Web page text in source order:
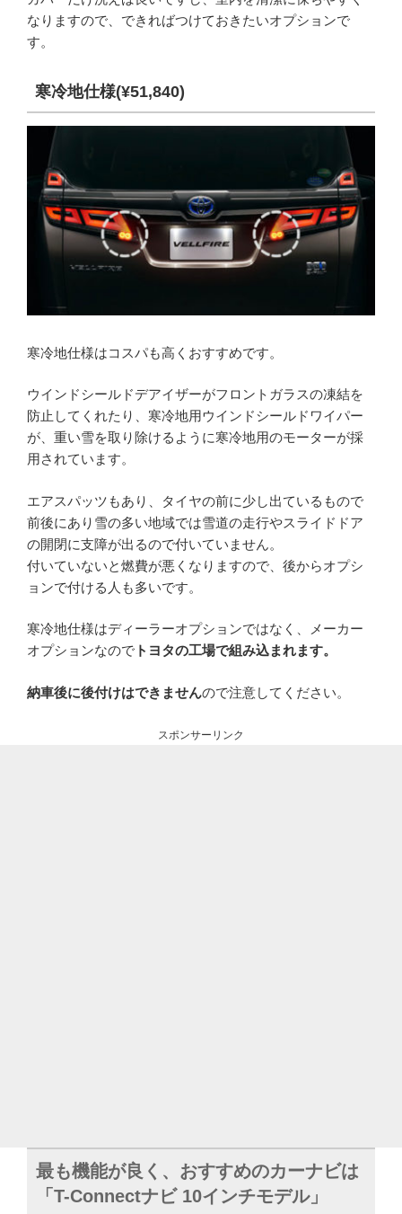
なりますので、できればつけておきたいオプションで
す。
寒冷地仕様(¥51,840)
寒冷地仕様はコスパも高くおすすめです。
ウインドシールドデアイザーがフロントガラスの凍結を
防止してくれたり、寒冷地用ウインドシールドワイパー
が、重い雪を取り除けるように寒冷地用のモーターが採
用されています。
エアスパッツもあり、タイヤの前に少し出ているもので
前後にあり雪の多い地域では雪道の走行やスライドドア
の開閉に支障が出るので付いていません。
付いていないと燃費が悪くなりますので、後からオプシ
ョンで付ける人も多いです。
寒冷地仕様はディーラーオプションではなく、メーカー
オプションなので トヨタの工場で組み込まれます。
納車後に後付けはできませんので注意してください。
スポンサーリンク
最も機能が良く、おすすめのカーナビは
「T-Connectナビ 10インチモデル」